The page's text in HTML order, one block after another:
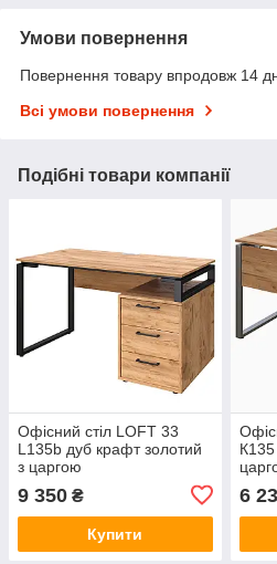
Умови повернення
Повернення товару впродовж 14
Всі умови повернення
Подібні товари компанії
Офісний стіл LOFT 33
L135b дуб крафт золотий
з царгою
9 350 ₴
Купити
6